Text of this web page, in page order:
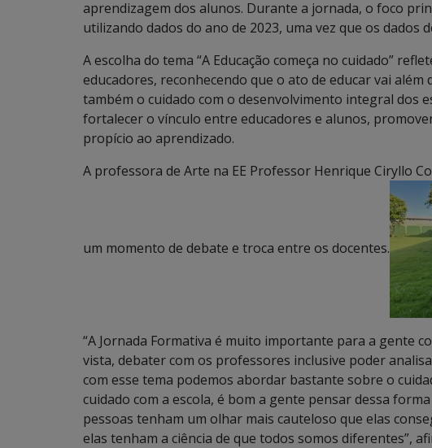
aprendizagem dos alunos. Durante a jornada, o foco
utilizando dados do ano de 2023, uma vez que os dados
A escolha do tema “A Educação começa no cuidado”
educadores, reconhecendo que o ato de educar vai
também o cuidado com o desenvolvimento integral dos
fortalecer o vínculo entre educadores e alunos,
propício ao aprendizado.
A professora de Arte na EE Professor Henrique Ciryllo
um momento de debate e troca entre os docentes.
“A Jornada Formativa é muito importante para a gente
vista, debater com os professores inclusive poder
com esse tema podemos abordar bastante sobre o
cuidado com a escola, é bom a gente pensar dessa
pessoas tenham um olhar mais cauteloso que elas
elas tenham a ciência de que todos somos diferentes”,